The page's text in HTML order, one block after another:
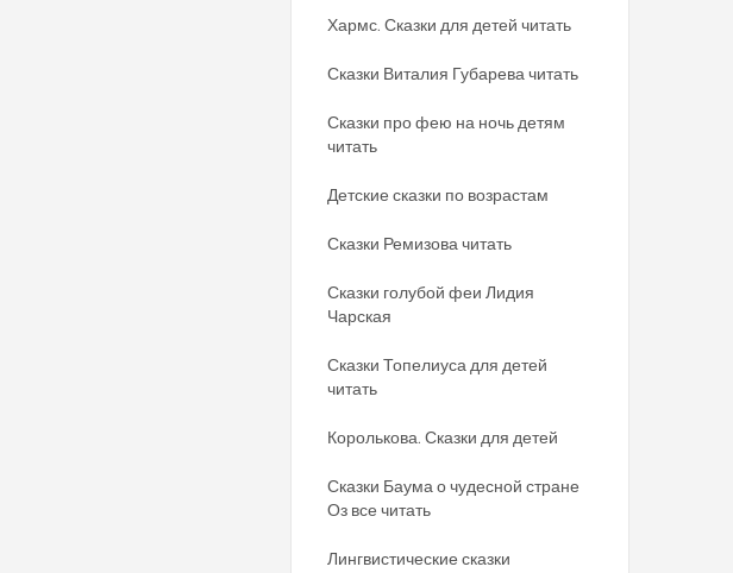
Хармс. Сказки для детей читать
Сказки Виталия Губарева читать
Сказки про фею на ночь детям
читать
Детские сказки по возрастам
Сказки Ремизова читать
Сказки голубой феи Лидия
Чарская
Сказки Топелиуса для детей
читать
Королькова. Сказки для детей
Сказки Баума о чудесной стране
Оз все читать
Лингвистические сказки